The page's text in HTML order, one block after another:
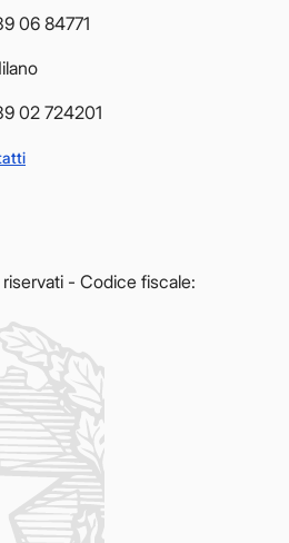
06 84771
02 724201
- Codice fiscale: